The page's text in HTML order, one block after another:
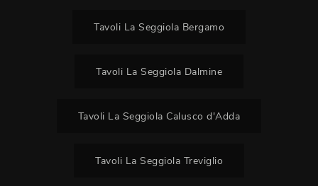
Tavoli La Seggiola Bergamo
Tavoli La Seggiola Dalmine
Tavoli La Seggiola Calusco d'Adda
Tavoli La Seggiola Treviglio